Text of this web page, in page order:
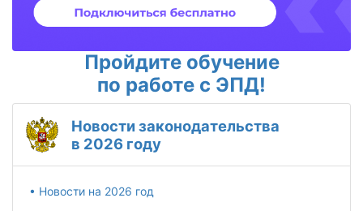
Пройдите обучение
по работе с ЭПД!
Новости законодательства
в 2026 году
• Новости на 2026 год